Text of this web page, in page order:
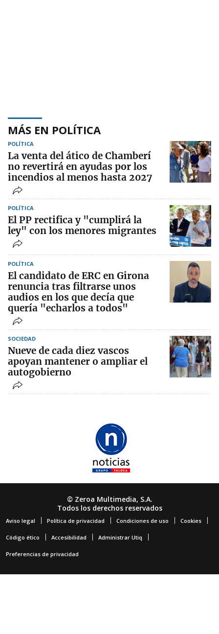
MÁS EN POLÍTICA
POLÍTICA
La venta del ático de Chamberí
no revertirá en ayudas por los
incendios al menos hasta 2027
POLÍTICA
El PP rectifica y "cumplirá la
ley" con los menores migrantes
POLÍTICA
El candidato de ERC en Girona
renuncia tras filtrarse unos
audios en los que decía que
quería "echarlos a todos"
SOCIEDAD
Nueve de cada diez vascos
apoyan mantener o ampliar el
autogobierno
© Zeroa Multimedia, S.A.
Todos los derechos reservados
Aviso legal Política de privacidad Condiciones de uso Cookies
Código ético Accesibilidad Administrar Utiq
Preferencias de privacidad